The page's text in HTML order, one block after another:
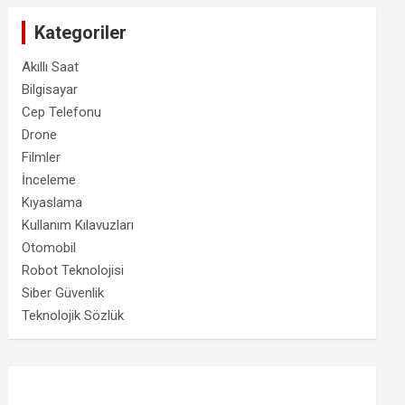
Kategoriler
Akıllı Saat
Bilgisayar
Cep Telefonu
Drone
Filmler
İnceleme
Kıyaslama
Kullanım Kılavuzları
Otomobil
Robot Teknolojisi
Siber Güvenlik
Teknolojik Sözlük